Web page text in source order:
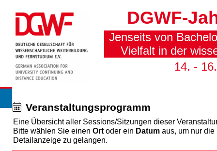
DGWF-
Jenseits von
Vielfalt in der
14. -
Veranstaltungsprogramm
Eine Übersicht aller Sessions/Sitzungen dieser
Bitte wählen Sie einen Ortoder ein Datumaus, um nur die
Detailanzeige zu gelangen.